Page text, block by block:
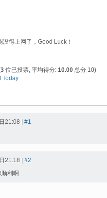
得上网了，Good Luck！
3 位已投票, 平均得分: 10.00 总分 10)
Today
21:08 | #1
21:18 | #2
顺利啊